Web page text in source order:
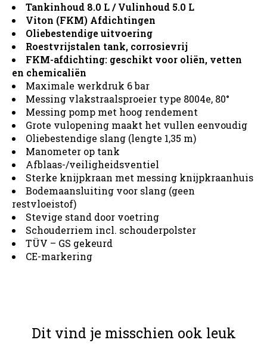
Tankinhoud 8.0 L / Vulinhoud 5.0 L
Viton (FKM) Afdichtingen
Oliebestendige uitvoering
Roestvrijstalen tank, corrosievrij
FKM-afdichting: geschikt voor oliën, vetten
en chemicaliën
Maximale werkdruk 6 bar
Messing vlakstraalsproeier type 8004e, 80°
Messing pomp met hoog rendement
Grote vulopening maakt het vullen eenvoudig
Oliebestendige slang (lengte 1,35 m)
Manometer op tank
Afblaas-/veiligheidsventiel
Sterke knijpkraan met messing knijpkraanhuis
Bodemaansluiting voor slang (geen
restvloeistof)
Stevige stand door voetring
Schouderriem incl. schouderpolster
TÜV – GS gekeurd
CE-markering
Dit vind je misschien ook leuk